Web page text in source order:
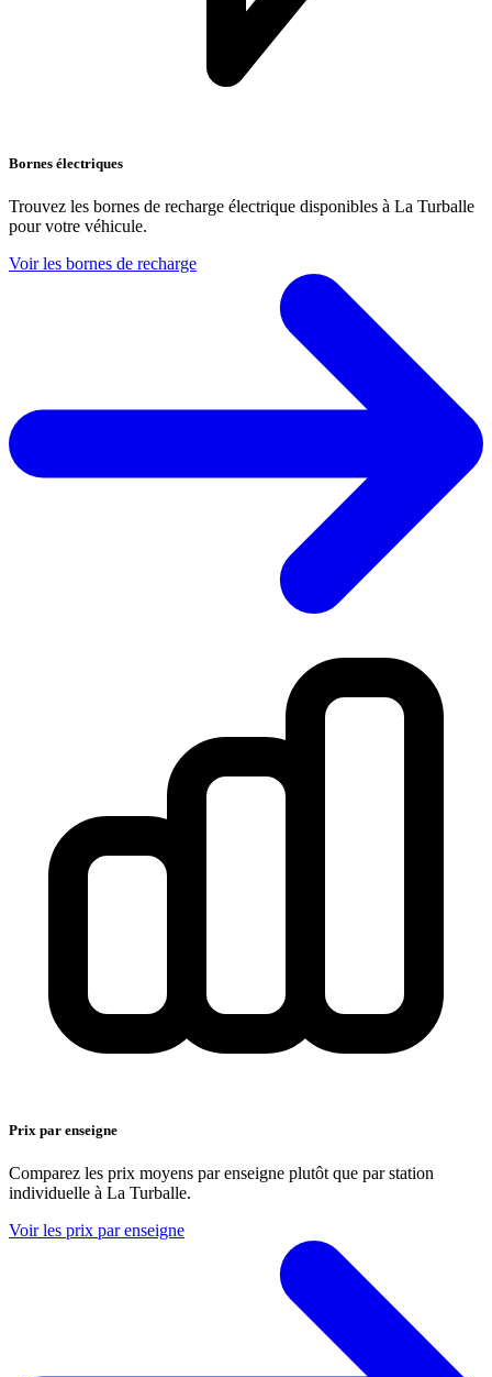
Bornes électriques
Trouvez les bornes de recharge électrique disponibles à La Turballe
pour votre véhicule.
Voir les bornes de recharge
Prix par enseigne
Comparez les prix moyens par enseigne plutôt que par station
individuelle à La Turballe.
Voir les prix par enseigne